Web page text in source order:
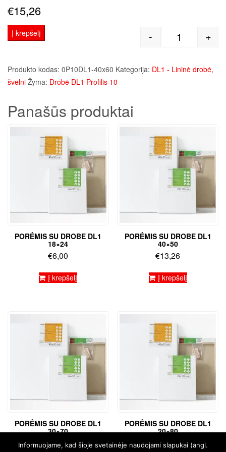
€15,26
produkto
- +
Į krepšelį
Produkto kodas: 0P10DL1-40x60 Kategorija: DL1 - Lininė drobė,
švelni Žyma: Drobė DL1 Profilis 10
Panašūs produktai
PORĖMIS SU DROBE DL1
18×24
€6,00
Į krepšelį
PORĖMIS SU DROBE DL1
40×50
€13,26
Į krepšelį
PORĖMIS SU DROBE DL1
30×70
€14,56
PORĖMIS SU DROBE DL1
20×80
€15,56
Informuojame, kad šioje svetainėje naudojami slapukai (angl.